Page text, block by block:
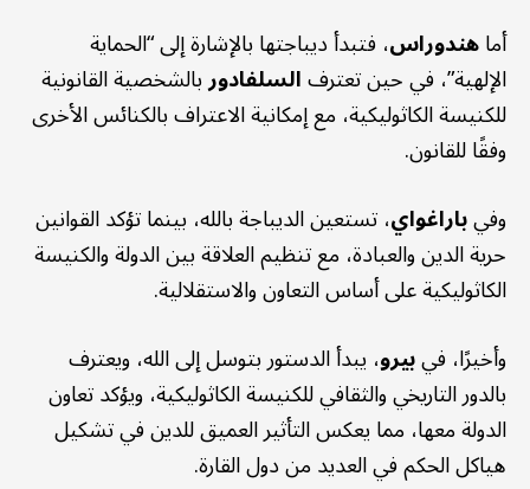
أماهندوراس، فتبدأ ديباجتها بالإشارة إلى “الحماية
الإلهية”، في حين تعترفالسلفادوربالشخصية القانونية
للكنيسة الكاثوليكية، مع إمكانية الاعتراف بالكنائس الأخرى
وفقًا للقانون.
وفيباراغواي، تستعين الديباجة بالله، بينما تؤكد القوانين
حرية الدين والعبادة، مع تنظيم العلاقة بين الدولة والكنيسة
الكاثوليكية على أساس التعاون والاستقلالية.
وأخيرًا، فيبيرو، يبدأ الدستور بتوسل إلى الله، ويعترف
بالدور التاريخي والثقافي للكنيسة الكاثوليكية، ويؤكد تعاون
الدولة معها، مما يعكس التأثير العميق للدين في تشكيل
هياكل الحكم في العديد من دول القارة.